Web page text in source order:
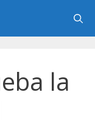
la